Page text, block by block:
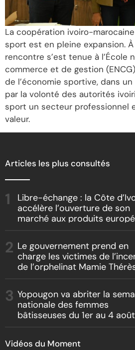
La coopération ivoiro-
sport est en pleine expansion. À
rencontre s’est tenue à l’École
commerce et de gestion
de l’économie sportive, dans
par la volonté des autorités
sport un secteur professionnel
valeur.
Articles les plus consultés
Libre-échange : la Côte
accélère l’ouverture de son
marché aux produits
Le gouvernement prend en
charge les victimes de
de l’orphelinat Mamie
Yopougon va abriter la
nationale des femmes
bâtisseuses du 1er au 4 août
Vidéos du Moment